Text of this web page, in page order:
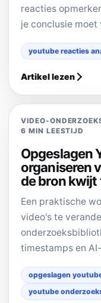
reacties
je conclusie moet
youtube reacties
Artikel lezen
VIDEO-
6 MIN LEESTIJD
Opgeslagen
organiseren
de bron kwijt
Een praktische
video's te
timestamps en
opgeslagen
youtube